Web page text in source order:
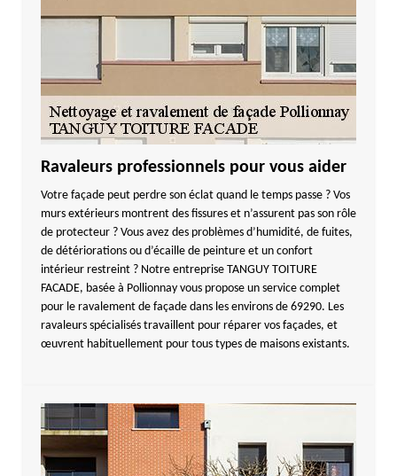
Ravaleurs professionnels pour vous aider
Votre façade peut perdre son éclat quand le temps passe ? Vos
murs extérieurs montrent des fissures et n’assurent pas son rôle
de protecteur ? Vous avez des problèmes d’humidité, de fuites,
de détériorations ou d’écaille de peinture et un confort
intérieur restreint ? Notre entreprise TANGUY TOITURE
FACADE, basée à Pollionnay vous propose un service complet
pour le ravalement de façade dans les environs de 69290. Les
ravaleurs spécialisés travaillent pour réparer vos façades, et
œuvrent habituellement pour tous types de maisons existants.